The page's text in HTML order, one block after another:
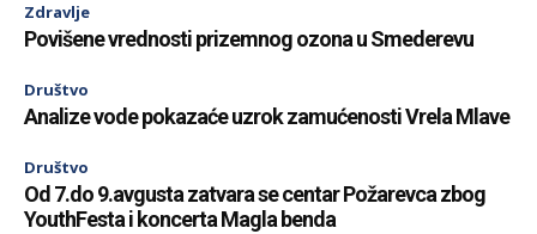
Zdravlje
Povišene vrednosti prizemnog ozona u Smederevu
Društvo
Analize vode pokazaće uzrok zamućenosti Vrela Mlave
Društvo
Od 7.do 9.avgusta zatvara se centar Požarevca zbog
YouthFesta i koncerta Magla benda